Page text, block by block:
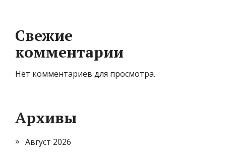
Свежие
комментарии
Нет комментариев для просмотра.
Архивы
Август 2026